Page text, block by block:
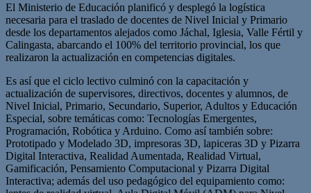
El Ministerio de Educación planificó y desplegó la logística
necesaria para el traslado de docentes de Nivel Inicial y Primario
desde los departamentos alejados como Jáchal, Iglesia, Valle Fértil y
Calingasta, abarcando el 100% del territorio provincial, los que
realizaron la actualización en competencias digitales.
Es así que el ciclo lectivo culminó con la capacitación y
actualización de supervisores, directivos, docentes y alumnos, de
Nivel Inicial, Primario, Secundario, Superior, Adultos y Educación
Especial, sobre temáticas como: Tecnologías Emergentes,
Programación, Robótica y Arduino. Como así también sobre:
Prototipado y Modelado 3D, impresoras 3D, lapiceras 3D y Pizarra
Digital Interactiva, Realidad Aumentada, Realidad Virtual,
Gamificación, Pensamiento Computacional y Pizarra Digital
Interactiva; además del uso pedagógico del equipamiento como: